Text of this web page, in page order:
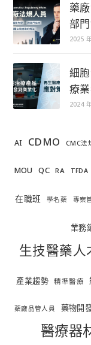
藥
部
2025
細
療
2024
AI CDMO CMC法
MOU QC RA TFDA
在職班 學名藥 專案
業務
生技醫藥人
產業趨勢 精準醫療
藥廠品管人員 藥物開
醫療器